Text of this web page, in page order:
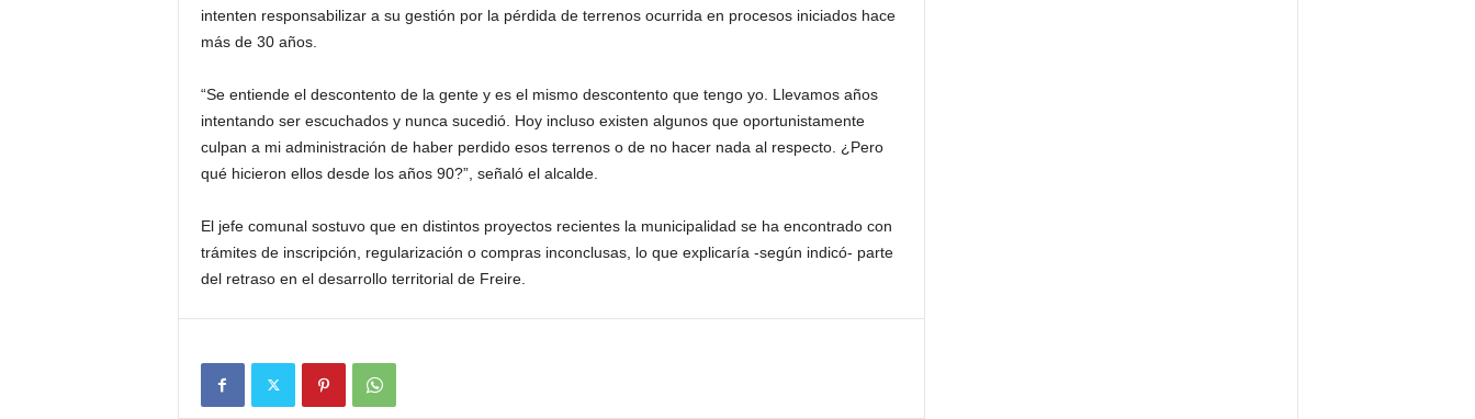
intenten responsabilizar a su gestión por la pérdida de terrenos ocurrida en procesos iniciados hace
más de 30 años.
“Se entiende el descontento de la gente y es el mismo descontento que tengo yo. Llevamos años
intentando ser escuchados y nunca sucedió. Hoy incluso existen algunos que oportunistamente
culpan a mi administración de haber perdido esos terrenos o de no hacer nada al respecto. ¿Pero
qué hicieron ellos desde los años 90?”, señaló el alcalde.
El jefe comunal sostuvo que en distintos proyectos recientes la municipalidad se ha encontrado con
trámites de inscripción, regularización o compras inconclusas, lo que explicaría -según indicó- parte
del retraso en el desarrollo territorial de Freire.